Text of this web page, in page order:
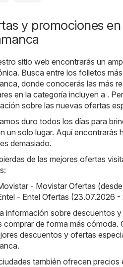
y promociones
sitio web encontrarás un
. Busca entre los folletos
donde conocerás las más
en la categoría incluyen a .
sobre las nuevas ofertas
duro todos los días para
un solo lugar. Aquí encontrarás
demasiado.
de las mejores ofertas
- Movistar Ofertas
- Entel Ofertas (23.07.2026
información sobre descuentos
comprar de forma más
descuentos y ofertas
también ofrecen